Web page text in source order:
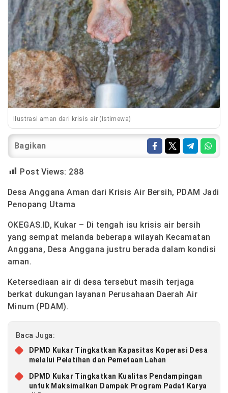
Ilustrasi aman dari krisis air (Istimewa)
Bagikan
Post Views: 288
Desa Anggana Aman dari Krisis Air Bersih, PDAM Jadi
Penopang Utama
OKEGAS.ID, Kukar – Di tengah isu krisis air bersih
yang sempat melanda beberapa wilayah Kecamatan
Anggana, Desa Anggana justru berada dalam kondisi
aman.
Ketersediaan air di desa tersebut masih terjaga
berkat dukungan layanan Perusahaan Daerah Air
Minum (PDAM).
Baca Juga:
DPMD Kukar Tingkatkan Kapasitas Koperasi Desa
melalui Pelatihan dan Pemetaan Lahan
DPMD Kukar Tingkatkan Kualitas Pendampingan
untuk Maksimalkan Dampak Program Padat Karya